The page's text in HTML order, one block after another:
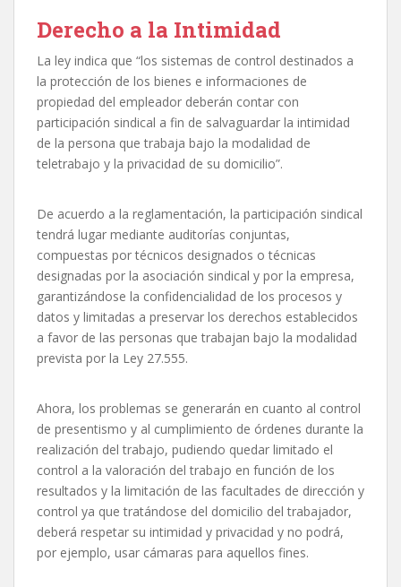
Derecho a la Intimidad
La ley indica que “los sistemas de control destinados a
la protección de los bienes e informaciones de
propiedad del empleador deberán contar con
participación sindical a fin de salvaguardar la intimidad
de la persona que trabaja bajo la modalidad de
teletrabajo y la privacidad de su domicilio”.
De acuerdo a la reglamentación, la participación sindical
tendrá lugar mediante auditorías conjuntas,
compuestas por técnicos designados o técnicas
designadas por la asociación sindical y por la empresa,
garantizándose la confidencialidad de los procesos y
datos y limitadas a preservar los derechos establecidos
a favor de las personas que trabajan bajo la modalidad
prevista por la Ley 27.555.
Ahora, los problemas se generarán en cuanto al control
de presentismo y al cumplimiento de órdenes durante la
realización del trabajo, pudiendo quedar limitado el
control a la valoración del trabajo en función de los
resultados y la limitación de las facultades de dirección y
control ya que tratándose del domicilio del trabajador,
deberá respetar su intimidad y privacidad y no podrá,
por ejemplo, usar cámaras para aquellos fines.